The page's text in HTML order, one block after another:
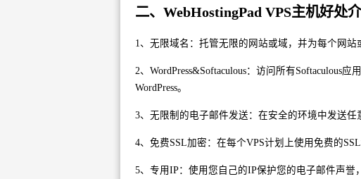
二、WebHostingPad VPS主机好处
1、无限域名：托管无限的网站或域，并为每个网站
2、WordPress&Softaculous：访问所有Softaculous
WordPress。
3、无限制的电子邮件发送：在安全的环境中发送任
4、免费SSL加密：在每个VPS计划上使用免费的
5、专用IP：使用您自己的IP保护您的电子邮件声誉